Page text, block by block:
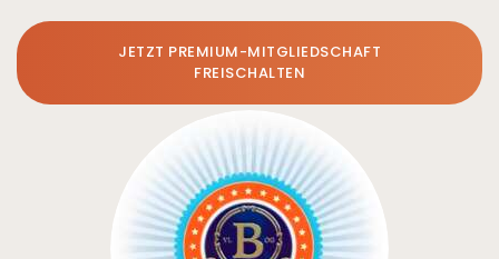
JETZT PREMIUM-MITGLIEDSCHAFT
FREISCHALTEN